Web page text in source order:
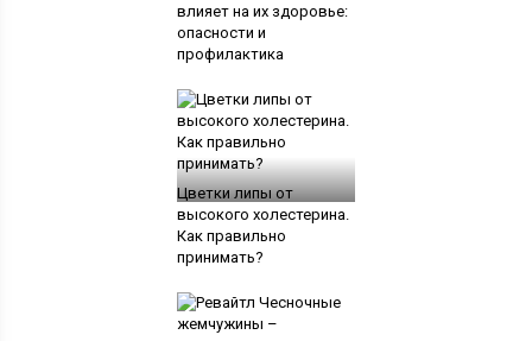
влияет на их здоровье:
опасности и
профилактика
Цветки липы от
высокого холестерина.
Как правильно
принимать?